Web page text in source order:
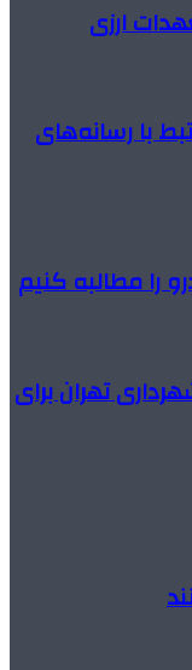
با رسانه‌های
را مطالبه کنیم
شهرداری تهران برای